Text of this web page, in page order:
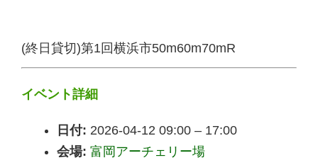
(終日貸切)第1回横浜市50m60m70mR
イベント詳細
日付: 2026-04-12 09:00 – 17:00
会場: 富岡アーチェリー場